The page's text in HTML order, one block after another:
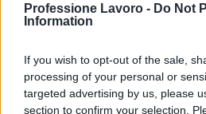
Professione Lavoro - Do Not
Information
If you wish to opt-out of the sale,
processing of your personal or
targeted advertising by us, please
section to confirm your selection.
Per evitare errori è
istruzioni tecniche e
detrazioni e crediti nei